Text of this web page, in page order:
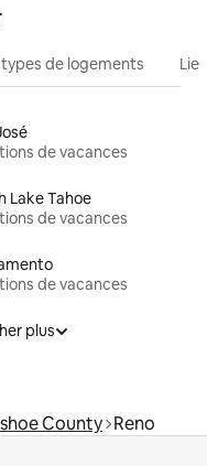
de logements
de vacances
Lake Tahoe
de vacances
de vacances
plus
County Reno